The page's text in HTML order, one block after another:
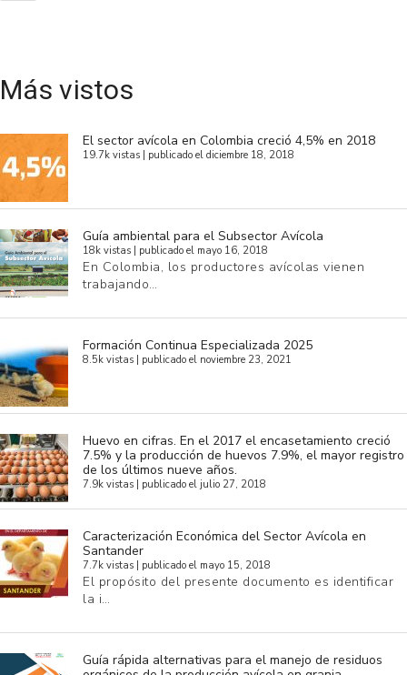
Más vistos
El sector avícola en Colombia creció 4,5% en 2018
19.7k vistas publicado el diciembre 18, 2018
Guía ambiental para el Subsector Avícola
18k vistas publicado el mayo 16, 2018
En Colombia, los productores avícolas vienen
trabajando…
Formación Continua Especializada 2025
8.5k vistas publicado el noviembre 23, 2021
Huevo en cifras. En el 2017 el encasetamiento creció
7.5% y la producción de huevos 7.9%, el mayor registro
de los últimos nueve años.
7.9k vistas publicado el julio 27, 2018
Caracterización Económica del Sector Avícola en
Santander
7.7k vistas publicado el mayo 15, 2018
El propósito del presente documento es identificar
la i…
Guía rápida alternativas para el manejo de residuos